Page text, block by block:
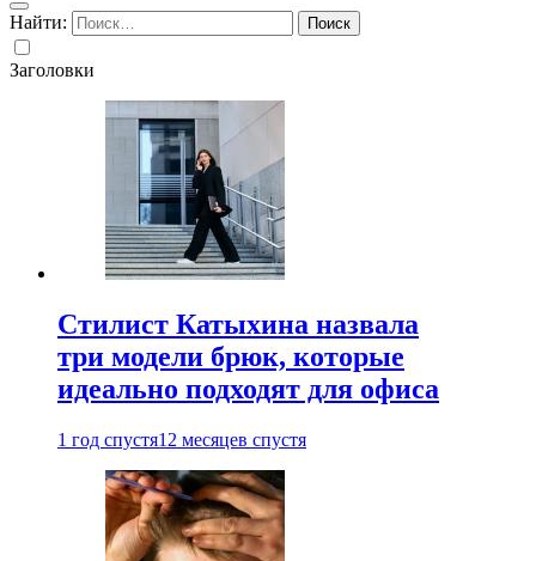
Найти:
Заголовки
Стилист Катыхина назвала
три модели брюк, которые
идеально подходят для офиса
1 год спустя12 месяцев спустя